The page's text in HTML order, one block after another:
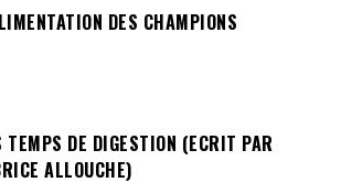
DES CHAMPIONS
TEMPS DE DIGESTION (ECRIT PAR
ALLOUCHE)